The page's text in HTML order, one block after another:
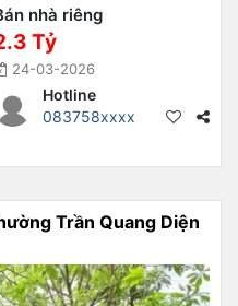
nhà riêng
Tỷ
24-03-2026
Hotline
083758xxxx
Trần Quang Diện